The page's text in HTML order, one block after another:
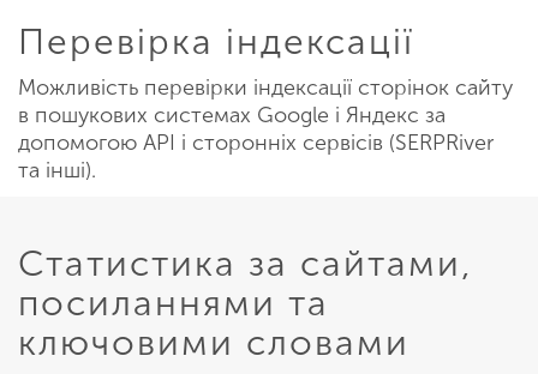
Перевірка індексації
Можливість перевірки індексації сторінок сайту
в пошукових системах Google і Яндекс за
допомогою API і сторонніх сервісів (SERPRiver
та інші).
Статистика за сайтами,
посиланнями та
ключовими словами